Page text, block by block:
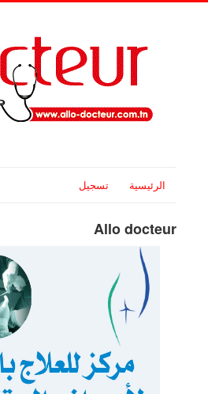
الرئيسية تسجيل
Allo docteur